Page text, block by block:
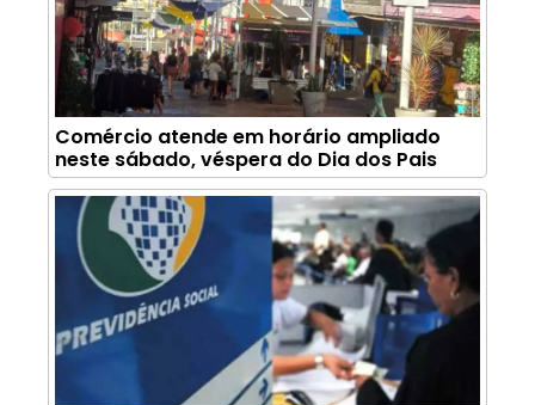
Comércio atende em horário ampliado
neste sábado, véspera do Dia dos Pais